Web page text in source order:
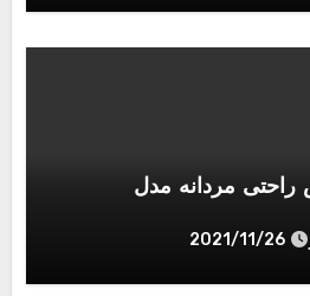
مردانه مدل
2021/11/26